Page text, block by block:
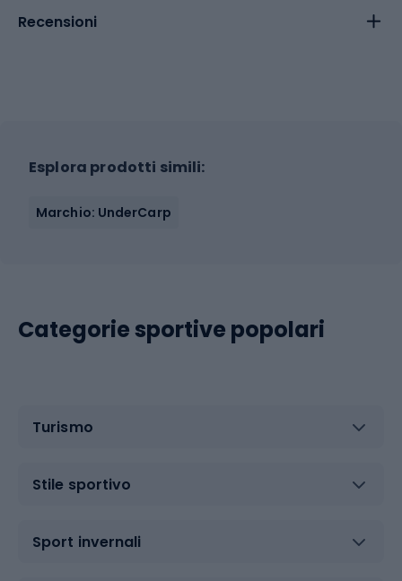
Recensioni
Esplora prodotti simili:
Marchio: UnderCarp
Categorie sportive popolari
Turismo
Stile sportivo
Sport invernali